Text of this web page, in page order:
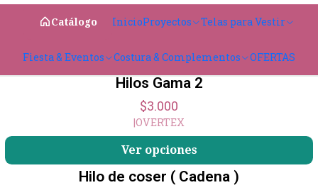
Catálogo InicioProyectos Telas para Vestir
Fiesta & Eventos Costura & Complementos OFERTAS
costura manual o a máquina.
+30
Hilos Gama 2
$3.000
|OVERTEX
Ver opciones
Hilo de coser ( Cadena )